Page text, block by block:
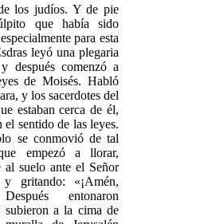
los judíos. Y de pie
que había sido
para esta
leyó una plegaria
después comenzó a
de Moisés. Habló
y los sacerdotes del
estaban cerca de él,
el sentido de las leyes.
se conmovió de tal
empezó a llorar,
al suelo ante el Señor
gritando: «¡Amén,
entonaron
subieron a la cima de